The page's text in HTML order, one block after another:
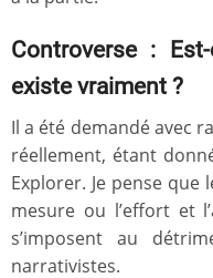
Controverse :
existe vraiment ?
Il a été demandé avec
réellement, étant
Explorer. Je pense que
mesure ou l’effort et
s’imposent au
narrativistes.